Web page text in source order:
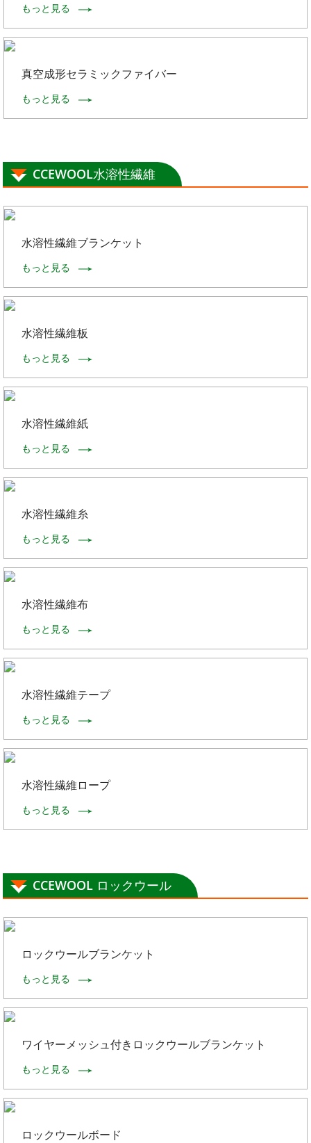
もっと見る
真空成形セラミックファイバー
もっと見る
CCEWOOL水溶性繊維
水溶性繊維ブランケット
もっと見る
水溶性繊維板
もっと見る
水溶性繊維紙
もっと見る
水溶性繊維糸
もっと見る
水溶性繊維布
もっと見る
水溶性繊維テープ
もっと見る
水溶性繊維ロープ
もっと見る
CCEWOOL ロックウール
ロックウールブランケット
もっと見る
ワイヤーメッシュ付きロックウールブランケット
もっと見る
ロックウールボード